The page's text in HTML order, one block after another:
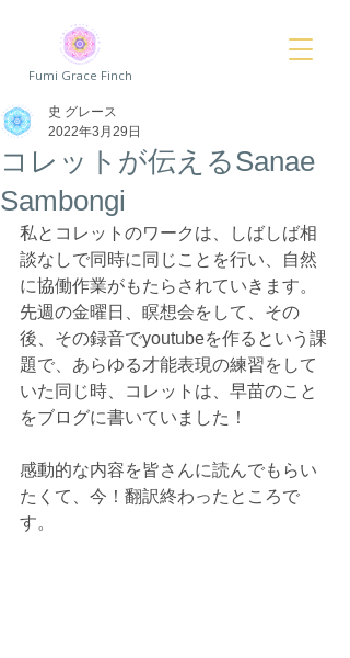
Fumi Grace Finch
コレットが伝えるSanae
Sambongi
史 グレース
2022年3月29日
私とコレットのワークは、しばしば相
談なしで同時に同じことを行い、自然
に協働作業がもたらされていきます。
先週の金曜日、瞑想会をして、その
後、その録音でyoutubeを作るという課
題で、あらゆる才能表現の練習をして
いた同じ時、コレットは、早苗のこと
をブログに書いていました！
感動的な内容を皆さんに読んでもらい
たくて、今！翻訳終わったところで
す。